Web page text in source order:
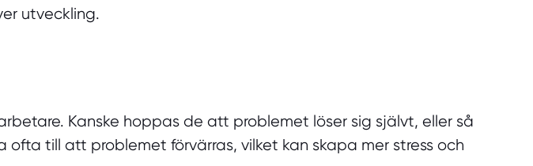
utveckling.
Kanske hoppas de att problemet löser sig självt, eller så
till att problemet förvärras, vilket kan skapa mer stress och